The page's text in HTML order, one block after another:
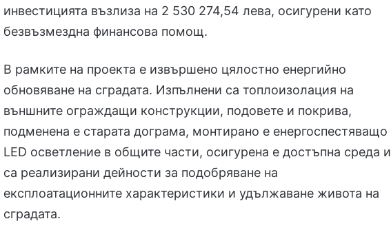
инвестицията възлиза на 2 530 274,54 лева, осигурени като
безвъзмездна финансова помощ.
В рамките на проекта е извършено цялостно енергийно
обновяване на сградата. Изпълнени са топлоизолация на
външните ограждащи конструкции, подовете и покрива,
подменена е старата дограма, монтирано е енергоспестяващо
LED осветление в общите части, осигурена е достъпна среда и
са реализирани дейности за подобряване на
експлоатационните характеристики и удължаване живота на
сградата.